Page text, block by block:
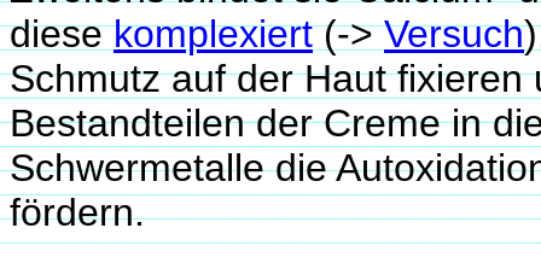
diesekomplexiert(->Versuch
Schmutz auf der Haut
Bestandteilen der Creme in
Schwermetalle die
fördern.